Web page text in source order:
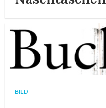
BILD